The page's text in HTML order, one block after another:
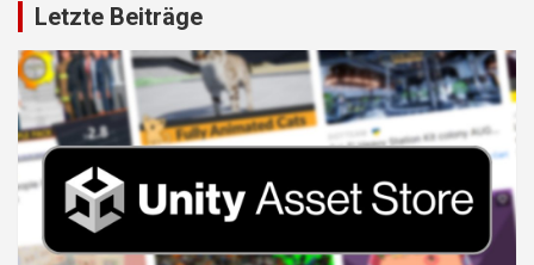
Letzte Beiträge